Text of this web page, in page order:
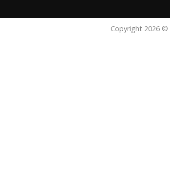
Copyright 2026 ©